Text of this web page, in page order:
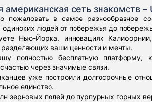
американская сеть знакомств
пожаловать в самое разнообразное
людей от побережья до
Нью-Йорка, инновациях
ваши ценности и мечты.
полностью бесплатную платформу,
через значимые связи.
уже построили долгосрочные
единство.
зерновых полей до пурпурных горных